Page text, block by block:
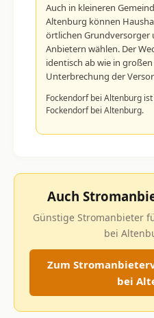
Auch in kleineren
Altenburg können
örtlichen Grundversorger
Anbietern wählen. Der
identisch ab wie in
Unterbrechung der
Fockendorf bei Altenburg
Fockendorf bei Altenburg.
Auch
Günstige Stromanbieter
bei
Zum
bei